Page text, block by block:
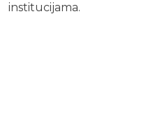
institucijama.